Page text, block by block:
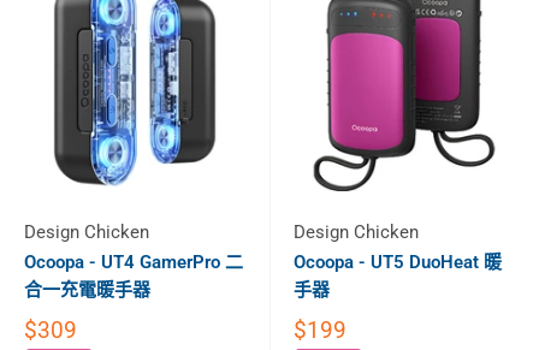
Design Chicken
Ocoopa - UT4 GamerPro 二
合一充電暖手器
$309
Design Chicken
Ocoopa - UT5 DuoHeat 暖
手器
$199